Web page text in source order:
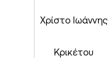
Χρίστο Ιωάννης
Κρικέτου